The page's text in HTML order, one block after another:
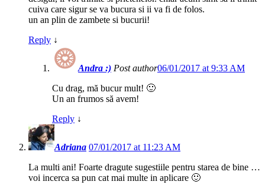
cuiva care sigur se va bucura si ii va fi de folos.
un an plin de zambete si bucurii!
Reply ↓
Andra :) Post author06/01/2017 at 9:33 AM
Cu drag, mă bucur mult! 🙂
Un an frumos să avem!
Reply ↓
Adriana 07/01/2017 at 11:23 AM
La multi ani! Foarte dragute sugestiile pentru starea de bine …
voi incerca sa pun cat mai multe in aplicare 🙂